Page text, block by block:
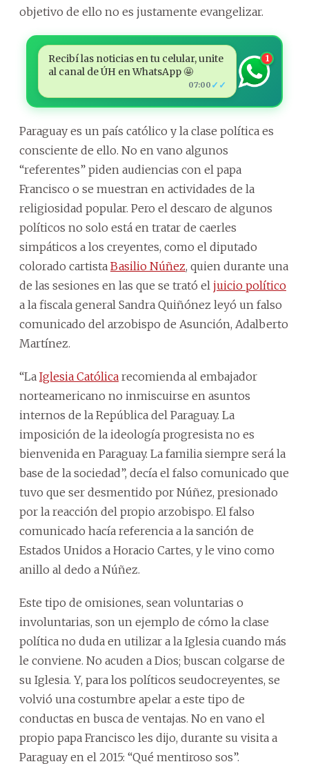
objetivo de ello no es justamente evangelizar.
Recibí las noticias en tu celular, unite
al canal de ÚH en WhatsApp 🤩
07:00 ✓✓
1
Paraguay es un país católico y la clase política es
consciente de ello. No en vano algunos
“referentes” piden audiencias con el papa
Francisco o se muestran en actividades de la
religiosidad popular. Pero el descaro de algunos
políticos no solo está en tratar de caerles
simpáticos a los creyentes, como el diputado
colorado cartista Basilio Núñez, quien durante una
de las sesiones en las que se trató el juicio político
a la fiscala general Sandra Quiñónez leyó un falso
comunicado del arzobispo de Asunción, Adalberto
Martínez.
“La Iglesia Católica recomienda al embajador
norteamericano no inmiscuirse en asuntos
internos de la República del Paraguay. La
imposición de la ideología progresista no es
bienvenida en Paraguay. La familia siempre será la
base de la sociedad”, decía el falso comunicado que
tuvo que ser desmentido por Núñez, presionado
por la reacción del propio arzobispo. El falso
comunicado hacía referencia a la sanción de
Estados Unidos a Horacio Cartes, y le vino como
anillo al dedo a Núñez.
Este tipo de omisiones, sean voluntarias o
involuntarias, son un ejemplo de cómo la clase
política no duda en utilizar a la Iglesia cuando más
le conviene. No acuden a Dios; buscan colgarse de
su Iglesia. Y, para los políticos seudocreyentes, se
volvió una costumbre apelar a este tipo de
conductas en busca de ventajas. No en vano el
propio papa Francisco les dijo, durante su visita a
Paraguay en el 2015: “Qué mentiroso sos”.